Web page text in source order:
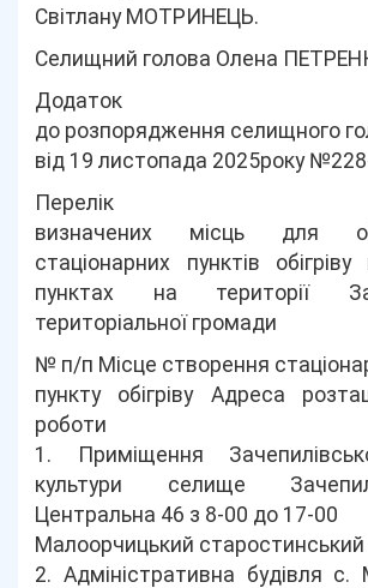
Світлану МОТРИНЕЦЬ.
Селищний голова Олена
Додаток
до розпорядження селищного
від 19 листопада 2025року
Перелік
визначених місць для
стаціонарних пунктів
пунктах на території
територіальної громади
№ п/п Місце створення
пункту обігріву Адреса
роботи
1. Приміщення
культури селище
Центральна 46 з 8-00 до 17-00
Малоорчицький старостинський
2. Адміністративна будівля